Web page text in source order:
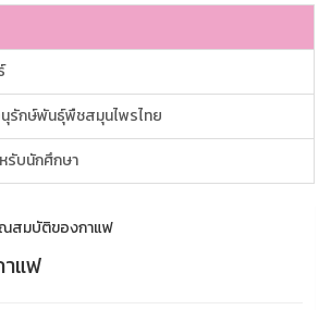
รักษ์พันธุ์พืชสมุนไพรไทย
รับนักศึกษา
สมบัติของกาแฟ
แฟ